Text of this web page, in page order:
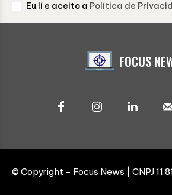
Eu lí e aceito a Política de
FOCUS
© Copyright - Focus News | CNPJ